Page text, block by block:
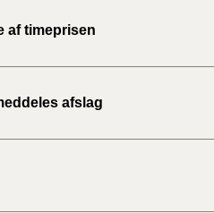
af timeprisen
afslag